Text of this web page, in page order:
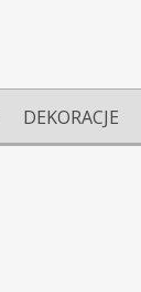
DEKORACJE